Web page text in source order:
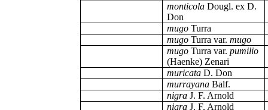
monticolaDougl. ex D.
Don
mugoTurra
mugoTurra var. mugo
mugoTurra var. pumilio
(Haenke) Zenari
muricataD. Don
murrayanaBalf.
nigra J. F. Arnold
nigra J. F. Arnold